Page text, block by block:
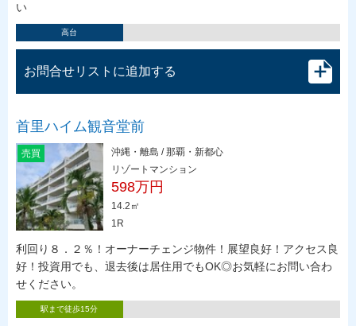
い
高台
お問合せリストに追加する
首里ハイム観音堂前
売買
沖縄・離島 / 那覇・新都心
リゾートマンション
598万円
14.2㎡
1R
利回り８．２％！オーナーチェンジ物件！展望良好！アクセス良
好！投資用でも、退去後は居住用でもOK◎お気軽にお問い合わ
せください。
駅まで徒歩15分